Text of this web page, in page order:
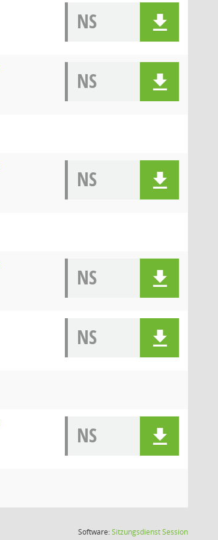
NS
NS
NS
NS
NS
NS
Software:SitzungsdienstSession(Wird in